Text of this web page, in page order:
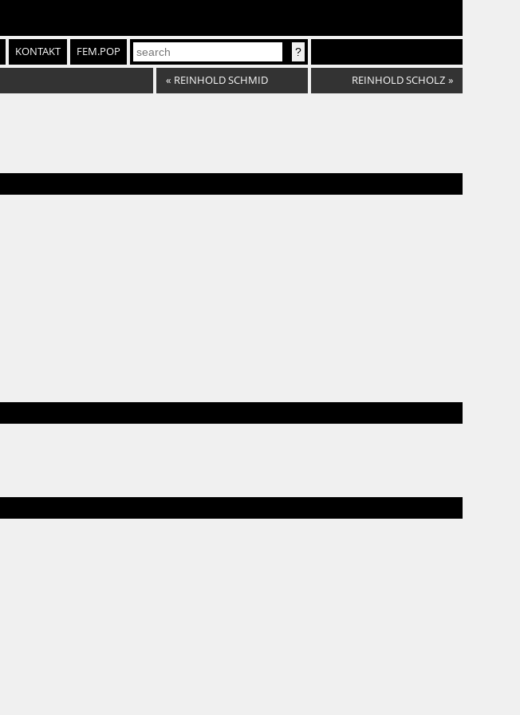
KONTAKT FEM.POP
« REINHOLD SCHMID REINHOLD SCHOLZ »